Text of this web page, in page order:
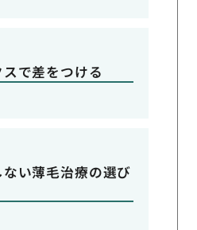
で差をつける
い薄毛治療の選び